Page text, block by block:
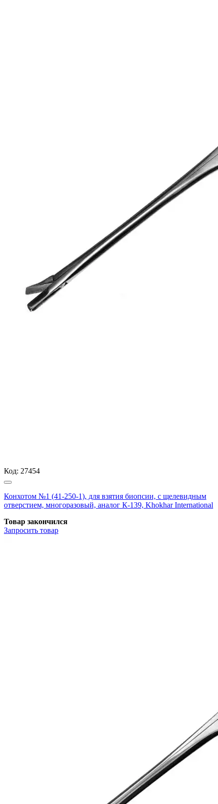
Код: 27454
Конхотом №1 (41-250-1), для взятия биопсии, с щелевидным
отверстием, многоразовый, аналог К-139, Khokhar International
Товар закончился
Запросить товар